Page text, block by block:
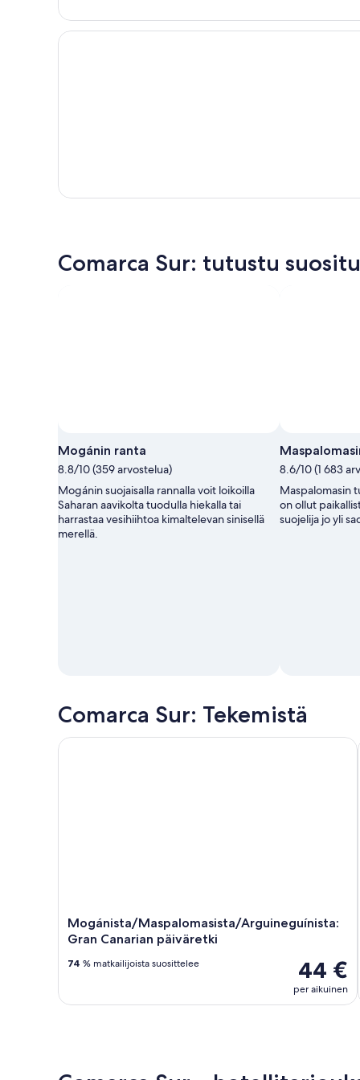
Hotel Riu Palace Meloneras
Comarca Sur: tutustu
Mogánin ranta
8.8/10 (359 arvostelua)
Mogánin suojaisalla rannalla voit loikoilla
Saharan aavikolta tuodulla hiekalla tai
harrastaa vesihiihtoa kimaltelevan sinisellä
merellä.
8.6/10 (1 683
Maspalomasin
on ollut
suojelija jo yli
Comarca Sur: Tekemistä
Mogánista/Maspalomasista/Arguineguínista:
Gran Canarian päiväretki
44 €
per aikuinen
74 % matkailijoista suosittelee
Mogánista/Maspalomasista/Arguineguínista: Gran